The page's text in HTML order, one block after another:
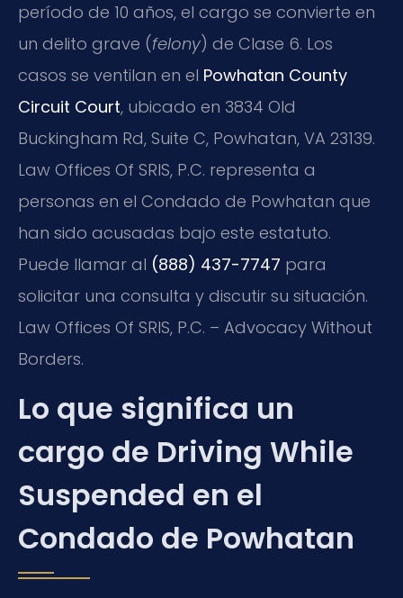
período de 10 años, el cargo se convierte en
un delito grave (felony) de Clase 6. Los
casos se ventilan en el Powhatan County
Circuit Court, ubicado en 3834 Old
Buckingham Rd, Suite C, Powhatan, VA 23139.
Law Offices Of SRIS, P.C. representa a
personas en el Condado de Powhatan que
han sido acusadas bajo este estatuto.
Puede llamar al (888) 437-7747 para
solicitar una consulta y discutir su situación.
Law Offices Of SRIS, P.C. – Advocacy Without
Borders.
Lo que significa un
cargo de Driving While
Suspended en el
Condado de Powhatan